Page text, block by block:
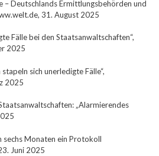
– Deutschlands Ermittlungsbehörden und
31. August 2025
Fälle bei den Staatsanwaltschaften“,
2025
sich unerledigte Fälle“,
2025
„Alarmierendes
sechs Monaten ein Pro­to­koll
Juni 2025